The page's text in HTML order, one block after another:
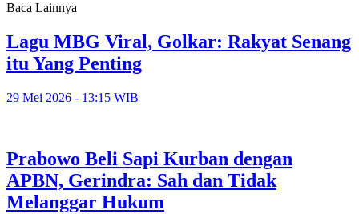
Baca Lainnya
Lagu MBG Viral, Golkar: Rakyat Senang
itu Yang Penting
29 Mei 2026 - 13:15 WIB
Prabowo Beli Sapi Kurban dengan
APBN, Gerindra: Sah dan Tidak
Melanggar Hukum